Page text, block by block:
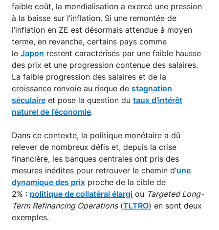
faible coût, la mondialisation a exercé une pression
à la baisse sur l’inflation. Si une remontée de
l’inflation en ZE est désormais attendue à moyen
terme, en revanche, certains pays comme
le Japon restent caractérisés par une faible hausse
des prix et une progression contenue des salaires.
La faible progression des salaires et de la
croissance renvoie au risque de stagnation
séculaire et pose la question du taux d’intérêt
naturel de l’économie.
Dans ce contexte, la politique monétaire a dû
relever de nombreux défis et, depuis la crise
financière, les banques centrales ont pris des
mesures inédites pour retrouver le chemin d’une
dynamique des prix proche de la cible de
2% : politique de collatéral élargi ou Targeted Long-
Term Refinancing Operations(TLTRO) en sont deux
exemples.